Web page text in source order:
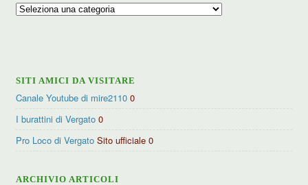
Ricerca
SITI AMICI DA VISITARE
Canale Youtube di mire2110 0
I burattini di Vergato 0
Pro Loco di Vergato Sito ufficiale 0
ARCHIVIO ARTICOLI